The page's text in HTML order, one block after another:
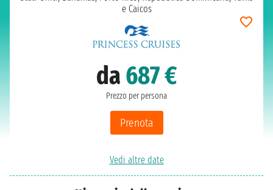
e Caicos
da 687 €
Prezzo per persona
Prenota
Vedi altre date